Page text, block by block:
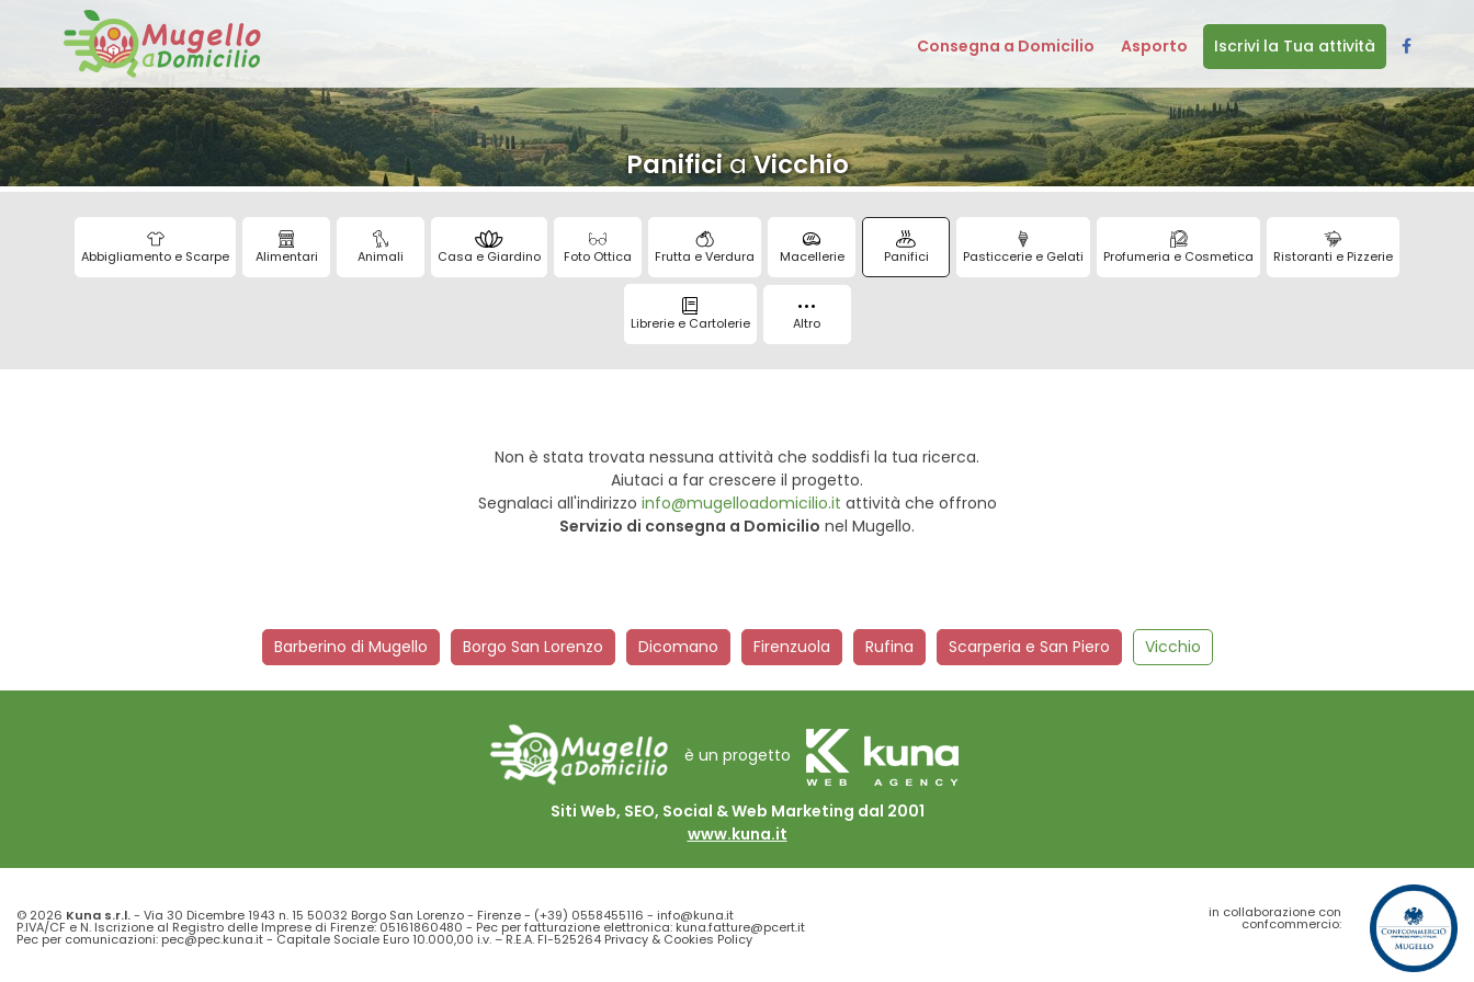
Consegna a Domicilio Asporto Iscrivi la Tua attività
PanificiaVicchio
Abbigliamento e Scarpe Alimentari Animali Casa e Giardino Foto Ottica Frutta e Verdura Macellerie Panifici Pasticcerie e Gelati Profumeria e Cosmetica Ristoranti e Pizzerie
Librerie e Cartolerie Altro
Non è stata trovata nessuna attività che soddisfi la tua ricerca.
Aiutaci a far crescere il progetto.
Segnalaci all'indirizzo info@mugelloadomicilio.it attività che offrono
Servizio di consegna a Domicilio nel Mugello.
Barberino di Mugello Borgo San Lorenzo Dicomano Firenzuola Rufina Scarperia e San Piero Vicchio
è un progetto
Siti Web, SEO, Social & Web Marketing dal 2001
www.kuna.it
© 2026 Kuna s.r.l.- Via 30 Dicembre 1943 n. 15 50032 Borgo San Lorenzo - Firenze - (+39) 0558455116 - info@kuna.it
P.IVA/CF e N. Iscrizione al Registro delle Imprese di Firenze: 05161860480 - Pec per fatturazione elettronica: kuna.fatture@pcert.it
Pec per comunicazioni: pec@pec.kuna.it - Capitale Sociale Euro 10.000,00 i.v. – R.E.A. FI-525264 Privacy & Cookies Policy
in collaborazione con
confcommercio: